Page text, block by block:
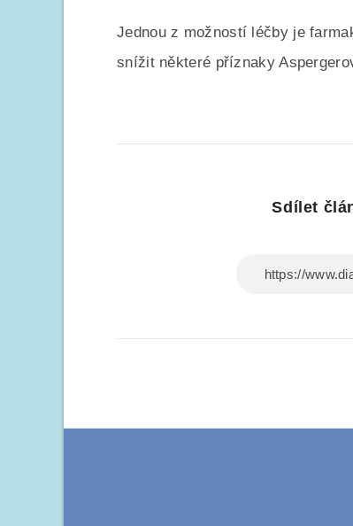
Jednou z možností léčby je
snížit některé příznaky
Sdílet